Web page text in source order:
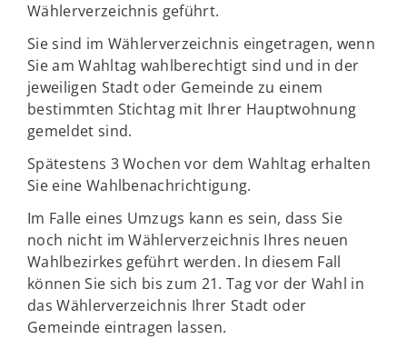
Wählerverzeichnis geführt.
Sie sind im Wählerverzeichnis eingetragen, wenn
Sie am Wahltag wahlberechtigt sind und in der
jeweiligen Stadt oder Gemeinde zu einem
bestimmten Stichtag mit Ihrer Hauptwohnung
gemeldet sind.
Spätestens 3 Wochen vor dem Wahltag erhalten
Sie eine Wahlbenachrichtigung.
Im Falle eines Umzugs kann es sein, dass Sie
noch nicht im Wählerverzeichnis Ihres neuen
Wahlbezirkes geführt werden. In diesem Fall
können Sie sich bis zum 21. Tag vor der Wahl in
das Wählerverzeichnis Ihrer Stadt oder
Gemeinde eintragen lassen.